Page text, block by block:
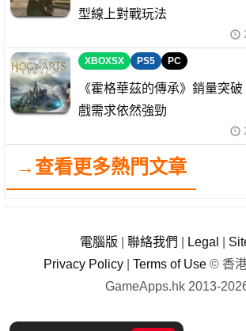
型線上對戰玩法
XBOXSX PS5 PC
《霍格華茲的傳承》銷量突
戲需求依然強勁
→查看更多熱門文章
電腦版 聯絡我們 Legal
Privacy Policy
Terms of Use © 香
GameApps.hk 2013-